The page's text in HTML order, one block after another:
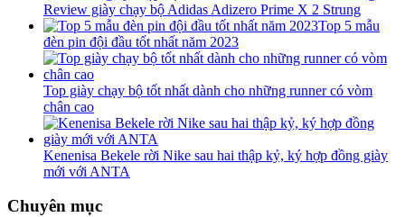
Review giày chạy bộ Adidas Adizero Prime X 2 Strung
Top 5 mẫu
đèn pin đội đầu tốt nhất năm 2023
Top giày chạy bộ tốt nhất dành cho những runner có vòm
chân cao
Kenenisa Bekele rời Nike sau hai thập kỷ, ký hợp đồng giày
mới với ANTA
Chuyên mục